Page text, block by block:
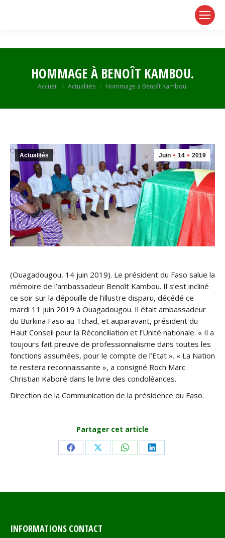
HOMMAGE À BENOÎT KAMBOU.
Vous êtes ici :
Accueil Actualités Hommage à Benoît Kambou.
Juin 14 2019
Actualités
(Ouagadougou, 14 juin 2019). Le président du Faso salue la
mémoire de l’ambassadeur Benoît Kambou. Il s’est incliné
ce soir sur la dépouille de l’illustre disparu, décédé ce
mardi 11 juin 2019 à Ouagadougou. Il était ambassadeur
du Burkina Faso au Tchad, et auparavant, président du
Haut Conseil pour la Réconciliation et l’Unité nationale. « Il a
toujours fait preuve de professionnalisme dans toutes les
fonctions assumées, pour le compte de l’Etat ». « La Nation
te restera reconnaissante », a consigné Roch Marc
Christian Kaboré dans le livre des condoléances.
Direction de la Communication de la présidence du Faso.
Partager cet article
Share Share Share Share
INFORMATIONS CONTACT